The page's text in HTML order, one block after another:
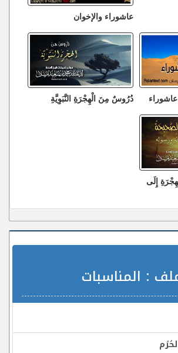
عاشوراء والإخوان
دُرُوسٌ مِنَ الْهِجْرَةِ النَّبَوِيَّةِ
إِلَى
: المناسبات